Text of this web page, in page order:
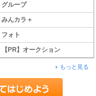
グループ
みんカラ＋
フォト
【PR】オークション
もっと見る